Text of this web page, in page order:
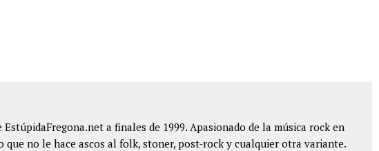
EstúpidaFregona.net a finales de 1999. Apasionado de la música rock en
que no le hace ascos al folk, stoner, post-rock y cualquier otra variante.